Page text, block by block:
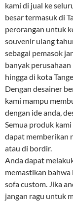
kami di jual ke
besar termasuk di
perorangan untuk
souvenir ulang
sebagai pemasok
banyak
hingga di kota
Dengan desainer
kami mampu
dengan ide anda,
Semua produk
dapat memberikan
atau di bordir.
Anda dapat
memastikan
sofa custom. Jika
jangan ragu untuk